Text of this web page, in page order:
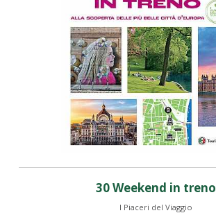
30 Weekend in treno
I Piaceri del Viaggio